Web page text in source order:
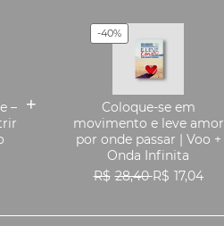
–
-40%
Coloque-se em
movimento e leve amor
por onde passar | Voo +
Onda Infinita
R$ 28,40 R$ 17,04